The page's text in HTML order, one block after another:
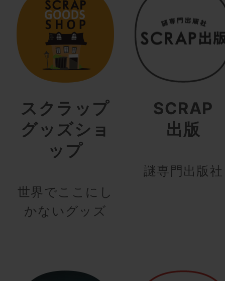
スクラップ
グッズショ
ップ
世界でここにし
かないグッズ
SCRAP
出版
謎専門出版社